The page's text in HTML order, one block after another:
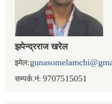
झपेन्द्रराज खरेल
इमेल:
सम्पर्क.नं: 9707515051